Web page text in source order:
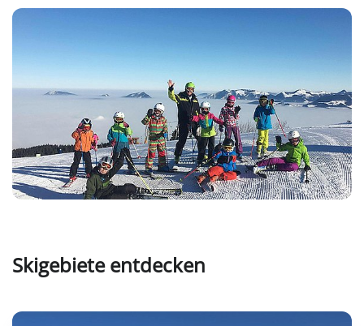
Skigebiete entdecken